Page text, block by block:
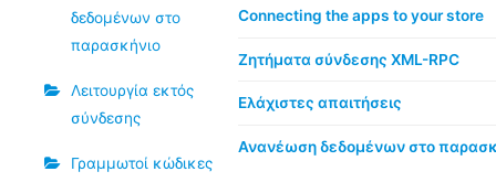
δεδομένων στο
παρασκήνιο
Λειτουργία εκτός
σύνδεσης
Γραμμωτοί κώδικες
Connecting the apps to your store
Ζητήματα σύνδεσης XML-RPC
Ελάχιστες απαιτήσεις
Ανανέωση δεδομένων στο